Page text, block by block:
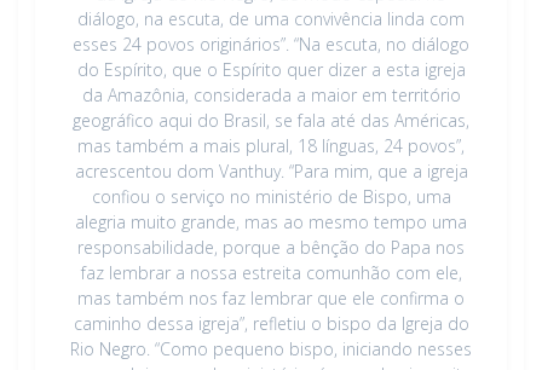
diálogo, na escuta, de uma convivência linda com
esses 24 povos originários”. “Na escuta, no diálogo
do Espírito, que o Espírito quer dizer a esta igreja
da Amazônia, considerada a maior em território
geográfico aqui do Brasil, se fala até das Américas,
mas também a mais plural, 18 línguas, 24 povos”,
acrescentou dom Vanthuy. “Para mim, que a igreja
confiou o serviço no ministério de Bispo, uma
alegria muito grande, mas ao mesmo tempo uma
responsabilidade, porque a bênção do Papa nos
faz lembrar a nossa estreita comunhão com ele,
mas também nos faz lembrar que ele confirma o
caminho dessa igreja”, refletiu o bispo da Igreja do
Rio Negro. “Como pequeno bispo, iniciando nesses